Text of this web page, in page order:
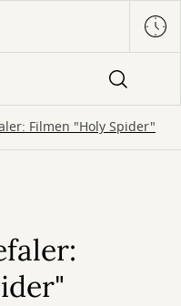
Filmen "Holy Spider"